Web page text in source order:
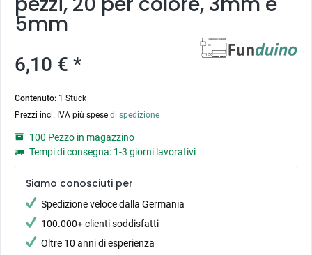
5mm
6,10 € *
Contenuto: 1 Stück
Prezzi incl. IVA più spese di spedizione
100 Pezzo in magazzino
Tempi di consegna: 1-3 giorni lavorativi
Siamo conosciuti per
Spedizione veloce dalla Germania
100.000+ clienti soddisfatti
Oltre 10 anni di esperienza